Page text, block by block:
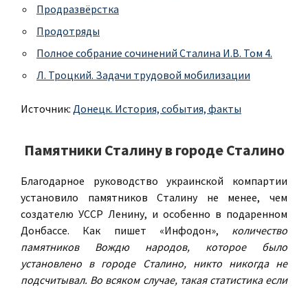
Продразвёрстка
Продотряды
Полное собрание сочинений Сталина И.В. Том 4.
Л. Троцкий. Задачи трудовой мобилизации
Источник: Донецк. История, события, факты
Памятники Сталину в городе Сталино
Благодарное руководство украинской компартии
установило памятников Сталину не менее, чем
создателю УССР Ленину, и особенно в подаренном
Донбассе. Как пишет «Инфодон», количество
памятников Вождю народов, которое было
установлено в городе Сталино, никто никогда не
подсчитывал. Во всяком случае, такая статистика если